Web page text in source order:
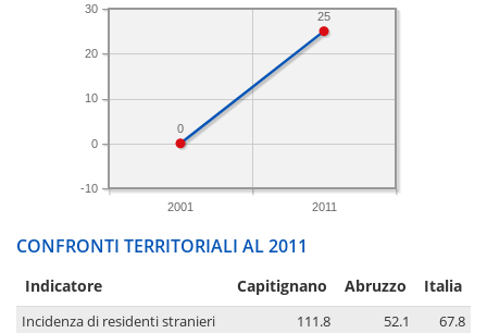
2001 2011
-10
0
10
20
30
25
0
CONFRONTI TERRITORIALI AL 2011
Indicatore Capitignano Abruzzo Italia
Incidenza di residenti stranieri 111.8 52.1
67.8